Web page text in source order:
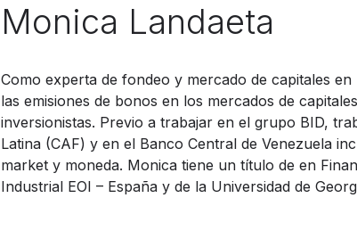
Monica Landaeta
Como experta de fondeo y mercado de capitales
las emisiones de bonos en los mercados de
inversionistas. Previo a trabajar en el grupo BID,
Latina (CAF) y en el Banco Central de Venezuela
market y moneda. Monica tiene un título de en
Industrial EOI – España y de la Universidad de